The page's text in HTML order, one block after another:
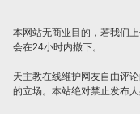
本网站无商业目的，若我们
会在24小时内撤下。
天主教在线维护网友自由评
的立场。本站绝对禁止发布